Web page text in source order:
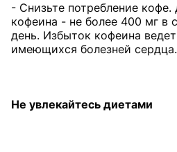
- Снизьте потребление
кофеина - не более 400 мг в
день. Избыток кофеина
имеющихся болезней сердца.
Не увлекайтесь диетами